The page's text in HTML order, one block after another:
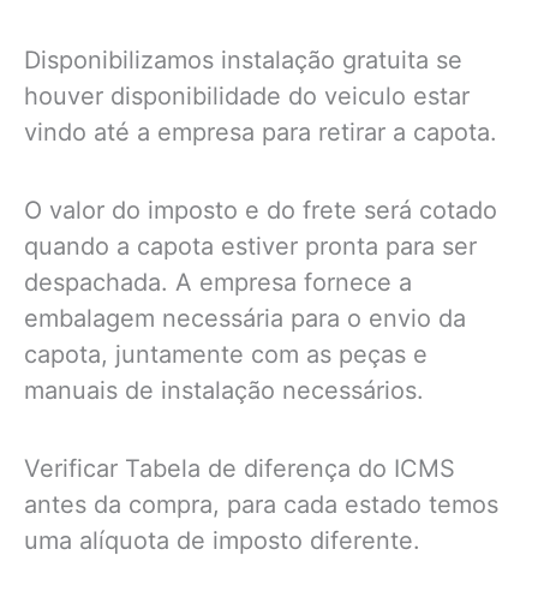
Disponibilizamos instalação gratuita se
houver disponibilidade do veiculo estar
vindo até a empresa para retirar a capota.
O valor do imposto e do frete será cotado
quando a capota estiver pronta para ser
despachada. A empresa fornece a
embalagem necessária para o envio da
capota, juntamente com as peças e
manuais de instalação necessários.
Verificar Tabela de diferença do ICMS
antes da compra, para cada estado temos
uma alíquota de imposto diferente.